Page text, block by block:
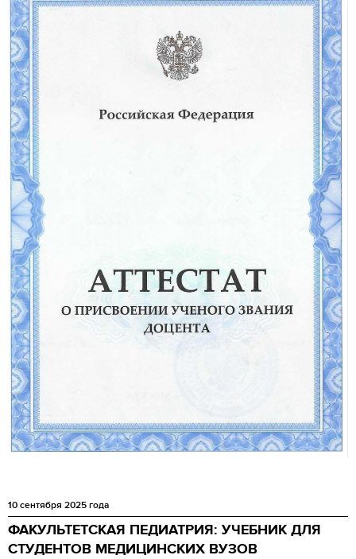
10 сентября 2025 года
ФАКУЛЬТЕТСКАЯ ПЕДИАТРИЯ: УЧЕБНИК ДЛЯ
СТУДЕНТОВ МЕДИЦИНСКИХ ВУЗОВ